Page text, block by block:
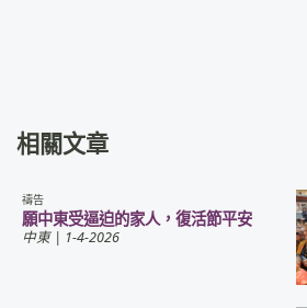
相關文章
禱告
願中東受逼迫的家人，復活節平安
中東| 1-4-2026